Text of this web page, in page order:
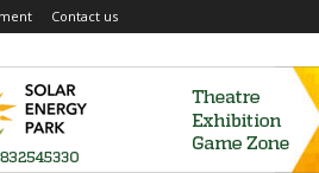
Contact us